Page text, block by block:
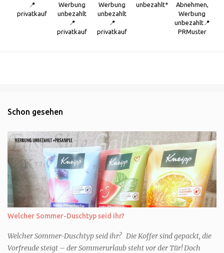
📍
privatkauf
Werbung
unbezahlt
📍
privatkauf
Werbung
unbezahlt
📍
privatkauf
unbezahlt*
Abnehmen,
Werbung
unbezahlt📍
PRMuster
Schon gesehen
Welcher Sommer-Duschtyp seid ihr?
Welcher Sommer-Duschtyp seid ihr? Die Koffer sind gepackt, die
Vorfreude steigt – der Sommerurlaub steht vor der Tür! Doch